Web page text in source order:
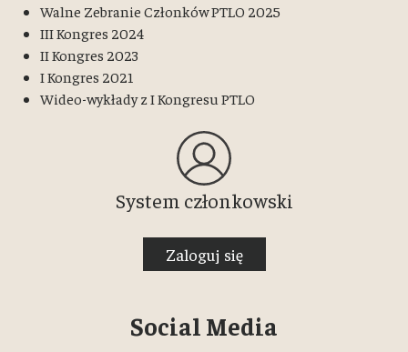
Walne Zebranie Członków PTLO 2025
III Kongres 2024
II Kongres 2023
I Kongres 2021
Wideo-wykłady z I Kongresu PTLO
System członkowski
Zaloguj się
Social Media